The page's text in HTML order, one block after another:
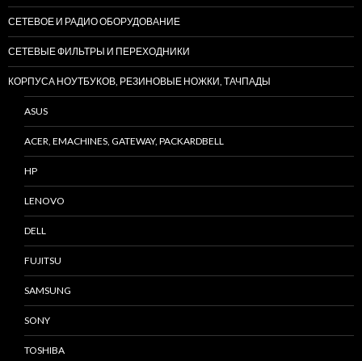
СЕТЕВОЕ И РАДИО ОБОРУДОВАНИЕ
СЕТЕВЫЕ ФИЛЬТРЫ И ПЕРЕХОДНИКИ
КОРПУСА НОУТБУКОВ, РЕЗИНОВЫЕ НОЖКИ, ТАЧПАДЫ
ASUS
ACER, EMACHINES, GATEWAY, PACKARDBELL
HP
LENOVO
DELL
FUJITSU
SAMSUNG
SONY
TOSHIBA